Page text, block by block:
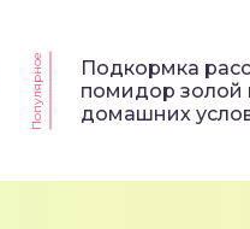
Популярное
Подкормка
помидор золой
домашних